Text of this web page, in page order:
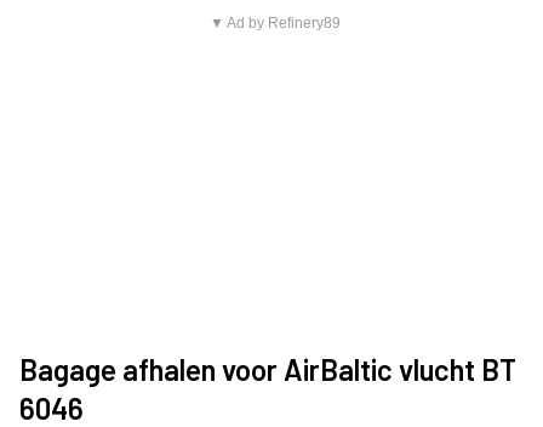
▼ Ad by Refinery89
Bagage afhalen voor AirBaltic vlucht BT
6046